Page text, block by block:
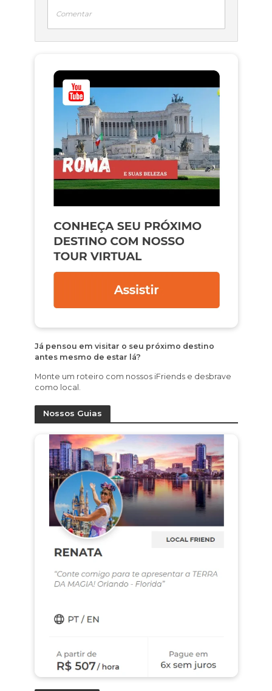
Comentar
Já pensou em visitar o seu próximo destino
antes mesmo de estar lá?
Monte um roteiro com nossos iFriends e desbrave
como local.
Nossos Guias